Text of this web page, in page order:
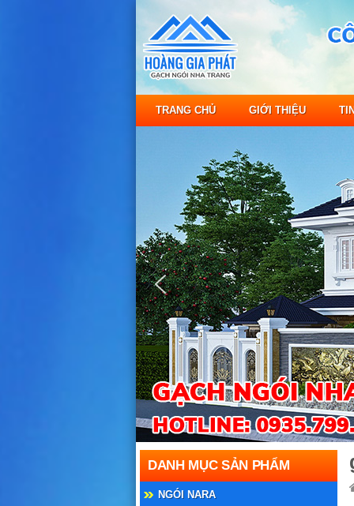
TRANG CHỦ GIỚI THIỆU
DANH MỤC SẢN PHẨM
NGÓI NARA